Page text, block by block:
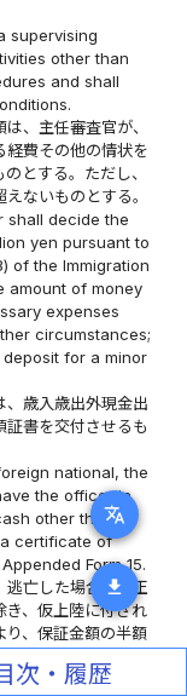
translate
download
supervising
other than
and shall
、主任審査官が、
経費その他の情状を
とする。ただし、
ないものとする。
shall decide the
yen pursuant to
of the Immigration
amount of money
expenses
circumstances;
for a minor
、歳入歳出外現金出
書を交付させるも
national, the
the officer in
other than
certificate of
Form 15.
逃亡した場合又は正
き、仮上陸に付され
り、保証金額の半額
granted
次・履歴